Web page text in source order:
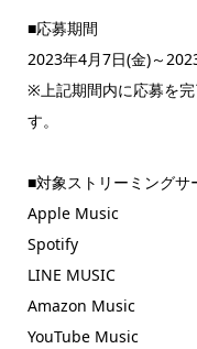
■応募期間
2023年4月7日(金)～
※上記期間内に応募を
す。
■対象ストリーミングサ
Apple Music
Spotify
LINE MUSIC
Amazon Music
YouTube Music